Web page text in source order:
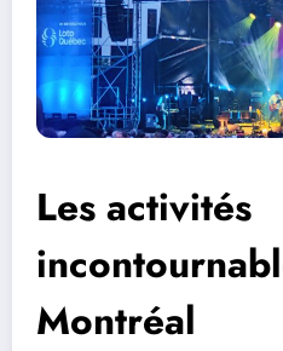
Les activités
Montréal